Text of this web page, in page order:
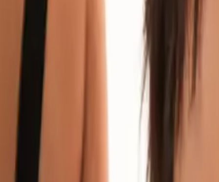
致力于通过独特的视角，探索全球时尚和文化产业的最新动